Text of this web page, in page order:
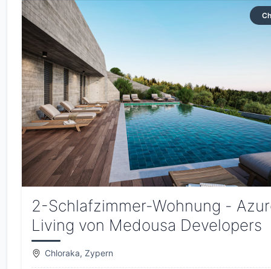
2-Schlafzimmer-Wohnung -
Living von Medousa Developers
Chloraka, Zypern